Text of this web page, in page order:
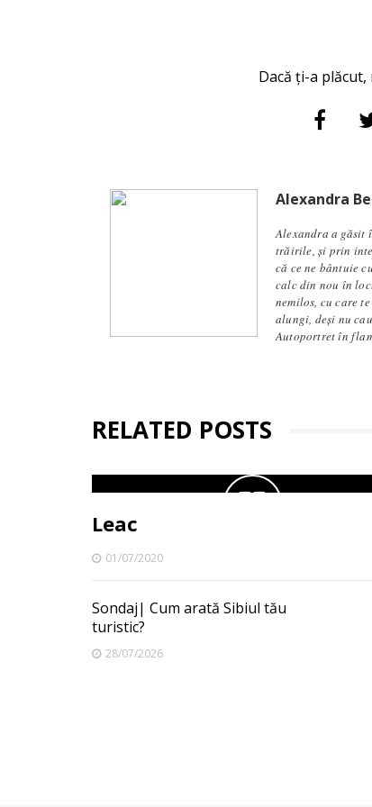
Dacă ți-a
Alexandra
Alexandra a găsit
trăirile, și prin
că ce ne bântuie
calc din nou în
nemilos, cu care
alungi, deși nu
Autoportret în
RELATED POSTS
Leac
01/07/2020
Sondaj| Cum arată Sibiul tău
turistic?
28/07/2026